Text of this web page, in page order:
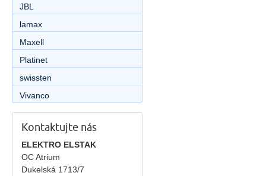
JBL
lamax
Maxell
Platinet
swissten
Vivanco
Kontaktujte nás
ELEKTRO ELSTAK
OC Atrium
Dukelská 1713/7